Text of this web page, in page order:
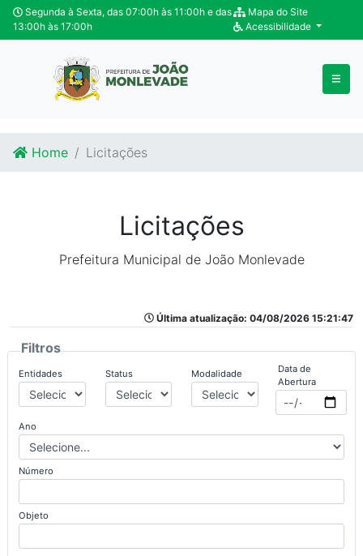
Ir para o conteúdo
Ir para o fim do conteúdo
Segunda à Sexta, das 07:00h às 11:00h e das
13:00h às 17:00h
Mapa do Site
Acessibilidade
Home Licitações
Licitações
Prefeitura Municipal de João Monlevade
Última atualização: 04/08/2026 15:21:47
Filtros
Entidades Status Modalidade
Data de
Abertura
Ano
Número
Objeto